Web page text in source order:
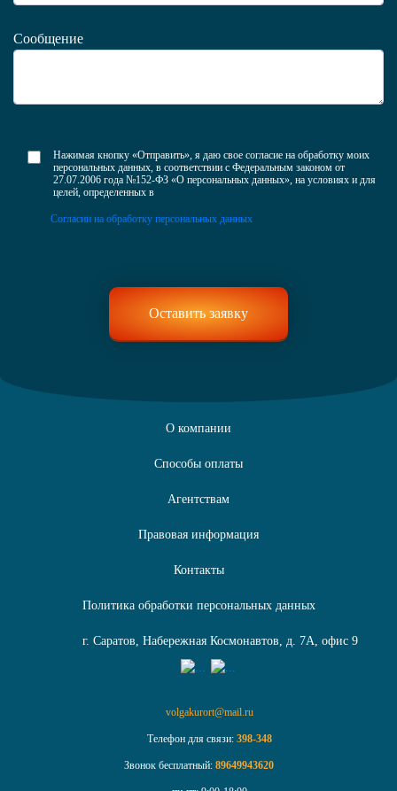
Сообщение
Нажимая кнопку «Отправить», я даю свое согласие на обработку моих
персональных данных, в соответствии с Федеральным законом от
27.07.2006 года №152-ФЗ «О персональных данных», на условиях и для
целей, определенных в
Согласии на обработку персональных данных
О компании
Способы оплаты
Агентствам
Правовая информация
Контакты
Политика обработки персональных данных
г. Саратов, Набережная Космонавтов, д. 7А, офис 9
volgakurort@mail.ru
Телефон для связи: 398-348
Звонок бесплатный: 89649943620